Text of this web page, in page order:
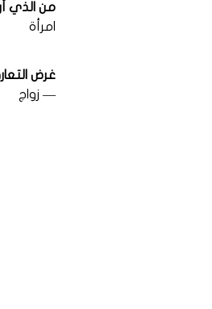
من الذي
امرأة
غرض
— زواج